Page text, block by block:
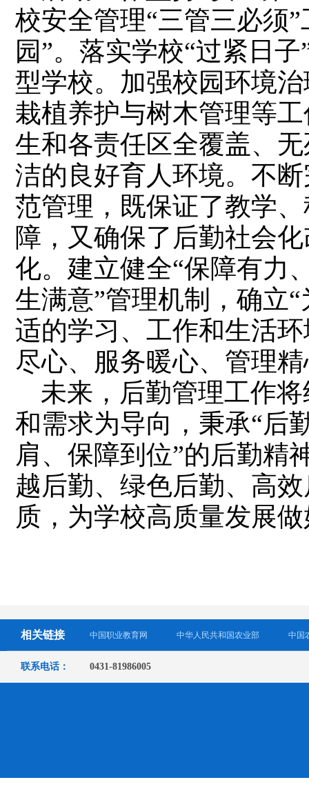
校安全管理“三管三必须
园”。落实学校“过紧日
型学校。加强校园环境
栽植养护与树木管理等
生和各责任区全覆盖、
洁的良好育人环境。不
范管理，‌既保证了教学
障，‌又确保了后勤社会
化。建立健全“保障有力
生满意”管理机制，确立
适的学习、工作和生活
尽心、‌服务暖心、‌管理
未来，后勤管理工作
和需求为导向，秉承“后
肩、保障到位”的后勤精
越后勤、绿色后勤、高
质，为学校高质量发展
相关链接 中国职业教育网 中华人民共和国农业部 中国
联系电话： 0431-81986005